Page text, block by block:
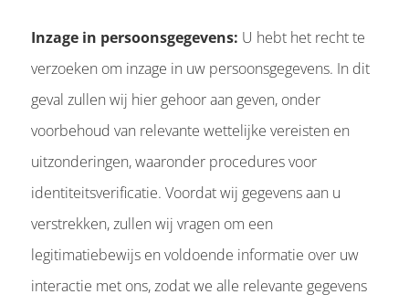
Inzage in persoonsgegevens: U hebt het recht te
verzoeken om inzage in uw persoonsgegevens. In dit
geval zullen wij hier gehoor aan geven, onder
voorbehoud van relevante wettelijke vereisten en
uitzonderingen, waaronder procedures voor
identiteitsverificatie. Voordat wij gegevens aan u
verstrekken, zullen wij vragen om een
legitimatiebewijs en voldoende informatie over uw
interactie met ons, zodat we alle relevante gegevens